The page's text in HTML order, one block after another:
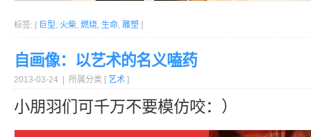
标签: [ 巨型, 火柴, 燃烧, 生命, 雕塑 ]
自画像：以艺术的名义嗑药
2013-03-24 | 所属分类 [ 艺术 ]
小朋羽们可千万不要模仿咬：）